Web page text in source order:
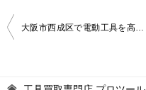
投